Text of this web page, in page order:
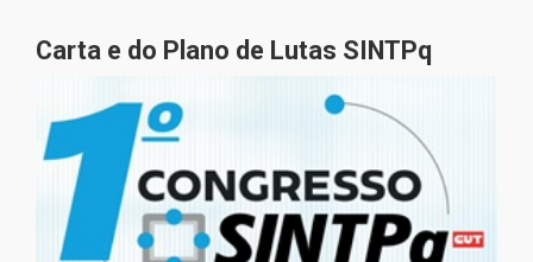
Carta e do Plano de Lutas SINTPq